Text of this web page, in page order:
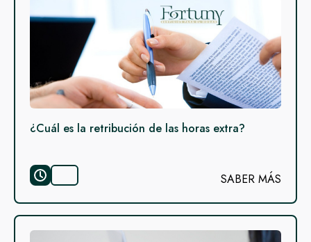
¿Cuál es la retribución de las horas extra?
SABER MÁS